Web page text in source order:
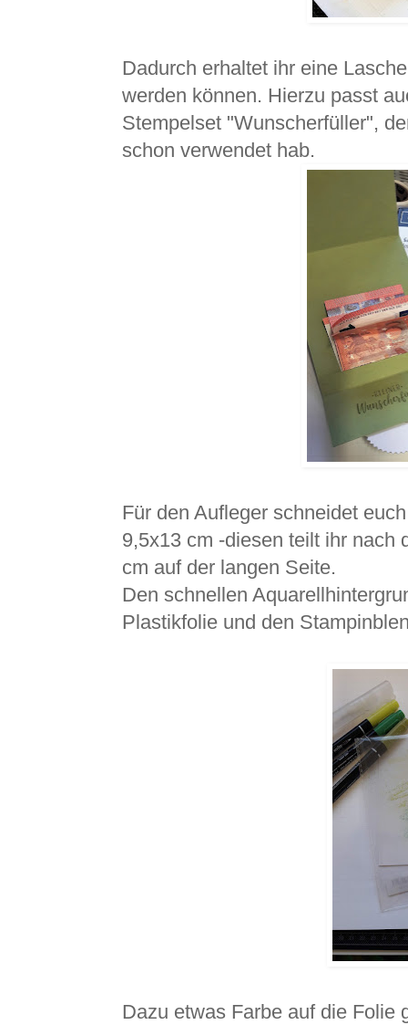
Dadurch erhaltet ihr eine
werden können. Hierzu passt
Stempelset "Wunscherfüller",
schon verwendet hab.
Für den Aufleger schneidet
9,5x13 cm -diesen teilt ihr nach
cm auf der langen Seite.
Den schnellen
Plastikfolie und den
Dazu etwas Farbe auf die Folie